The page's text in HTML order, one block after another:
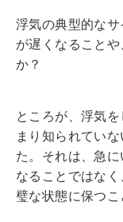
浮気の典型的な
が遅くなること
か？
ところが、浮気
まり知られてい
た。それは、急
なることではな
璧な状態に保つこ